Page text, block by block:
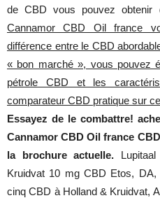
de CBD vous pouvez
Cannamor CBD Oil france
différence entre le CBD
« bon marché », vous pouvez
pétrole CBD et les
comparateur CBD pratique sur
Essayez de le combattre!
Cannamor CBD Oil france
la brochure actuelle.
Kruidvat 10 mg CBD Etos,
cinq CBD à Holland & Kruidvat,